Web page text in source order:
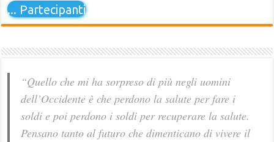
... Partecipanti
“Quello che mi ha sorpreso di più negli uomini
dell’Occidente è che perdono la salute per fare i
soldi e poi perdono i soldi per recuperare la salute.
Pensano tanto al futuro che dimenticano di vivere il